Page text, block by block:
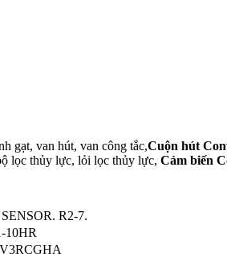
gạt, van hút, van công tắc,Cuộn hút
lọc thủy lực, lỏi lọc thủy lực, Cảm biến
R2-7.